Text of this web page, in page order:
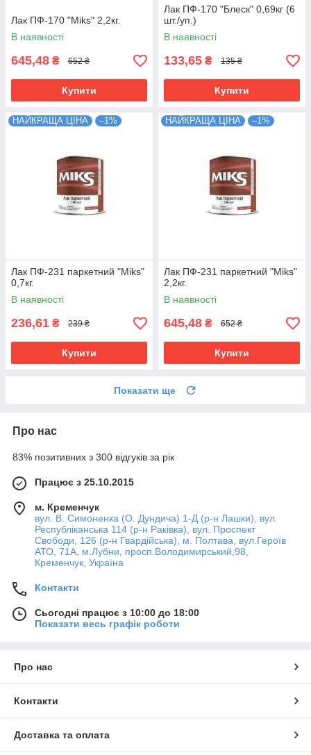
Лак ПФ-170 "Miks" 2,2кг.
В наявності
645,48 ₴ 652 ₴
Купити
Лак ПФ-170 "Блеск" 0,69кг (6
шт./уп.)
В наявності
133,65 ₴ 135 ₴
Купити
НАЙКРАЩА ЦІНА –1%
Лак ПФ-231 паркетний "Miks"
0,7кг.
В наявності
236,61 ₴ 239 ₴
Купити
НАЙКРАЩА ЦІНА –1%
Лак ПФ-231 паркетний "Miks"
2,2кг.
В наявності
645,48 ₴ 652 ₴
Купити
Показати ще
Про нас
83% позитивних з 300 відгуків за рік
Працює з 25.10.2015
м. Кременчук
вул. В. Симоненка (О. Дундича) 1-Д (р-н Лашки), вул.
Республіканська 114 (р-н Раківка), вул. Проспект
Свободи, 126 (р-н Гвардійська), м. Полтава, вул.Героїв
АТО, 71А, м.Лубни, просп.Володимирський,98,
Кременчук, Україна
Контакти
Сьогодні працює з 10:00 до 18:00
Показати весь графік роботи
Про нас
Контакти
Доставка та оплата